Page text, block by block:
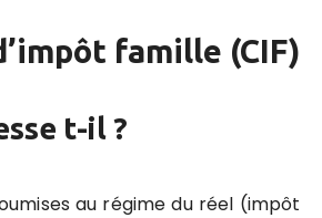
famille (CIF)
t-il ?
au régime du réel (impôt